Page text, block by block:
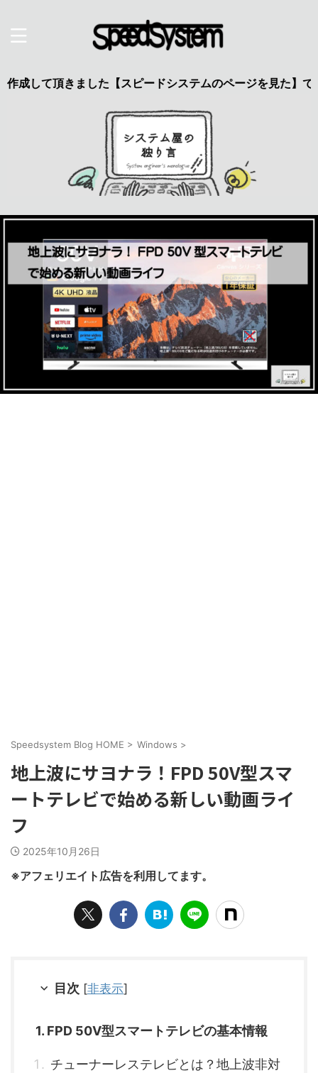
た【スピードシステムのページを見た】で特典あり 興味
Speedsystem Blog HOME > Windows >
地上波にサヨナラ！FPD 50V型スマ
ートテレビで始める新しい動画ライ
フ
2025年10月26日
※アフェリエイト広告を利用してます。
目次 [非表示]
1. FPD 50V型スマートテレビの基本情報
チューナーレステレビとは？地上波非対